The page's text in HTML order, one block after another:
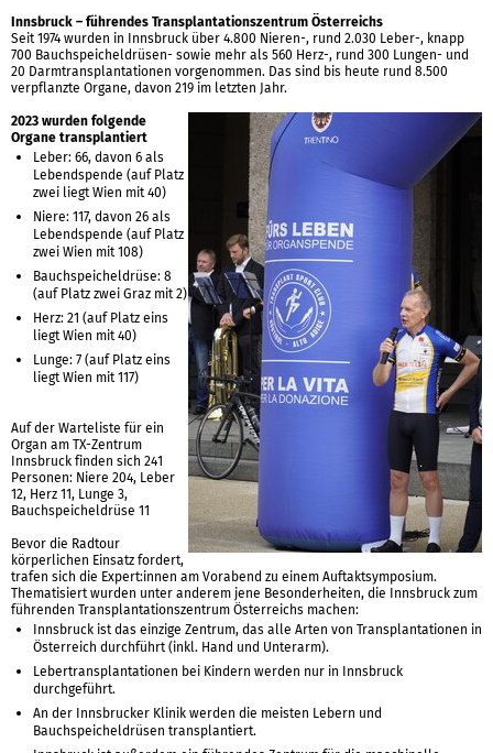
Innsbruck – führendes Transplantationszentrum Österreichs
Seit 1974 wurden in Innsbruck über 4.800 Nieren-, rund 2.030 Leber-, knapp
700 Bauchspeicheldrüsen- sowie mehr als 560 Herz-, rund 300 Lungen- und
20 Darmtransplantationen vorgenommen. Das sind bis heute rund 8.500
verpflanzte Organe, davon 219 im letzten Jahr.
2023 wurden folgende
Organe transplantiert
Leber: 66, davon 6 als
Lebendspende (auf Platz
zwei liegt Wien mit 40)
Niere: 117, davon 26 als
Lebendspende (auf Platz
zwei Wien mit 108)
Bauchspeicheldrüse: 8
(auf Platz zwei Graz mit 2)
Herz: 21 (auf Platz eins
liegt Wien mit 40)
Lunge: 7 (auf Platz eins
liegt Wien mit 117)
Auf der Warteliste für ein
Organ am TX-Zentrum
Innsbruck finden sich 241
Personen: Niere 204, Leber
12, Herz 11, Lunge 3,
Bauchspeicheldrüse 11
Bevor die Radtour
körperlichen Einsatz fordert,
trafen sich die Expert:innen am Vorabend zu einem Auftaktsymposium.
Thematisiert wurden unter anderem jene Besonderheiten, die Innsbruck zum
führenden Transplantationszentrum Österreichs machen:
Innsbruck ist das einzige Zentrum, das alle Arten von Transplantationen in
Österreich durchführt (inkl. Hand und Unterarm).
Lebertransplantationen bei Kindern werden nur in Innsbruck
durchgeführt.
An der Innsbrucker Klinik werden die meisten Lebern und
Bauchspeicheldrüsen transplantiert.